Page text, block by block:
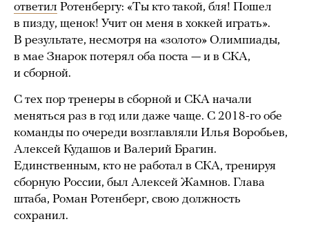
ответил Ротенбергу: «Ты кто такой, бля! Пошел
в пизду, щенок! Учит он меня в хоккей играть».
В результате, несмотря на «золото» Олимпиады,
в мае Знарок потерял оба поста — и в СКА,
и сборной.
С тех пор тренеры в сборной и СКА начали
меняться раз в год или даже чаще. С 2018-го обе
команды по очереди возглавляли Илья Воробьев,
Алексей Кудашов и Валерий Брагин.
Единственным, кто не работал в СКА, тренируя
сборную России, был Алексей Жамнов. Глава
штаба, Роман Ротенберг, свою должность
сохранил.